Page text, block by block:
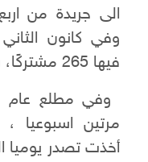
الى جريدة من
فيها 265 مشتركًا، بينهم 205 كهنة.
مرتين اسبوعيا ،
أخذت تصدر يوميا